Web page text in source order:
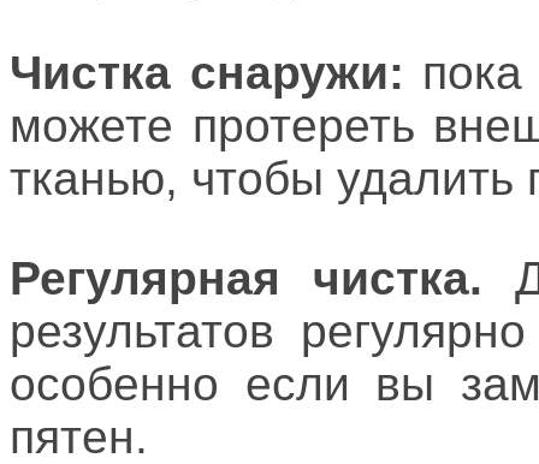
Чистка снаружи:
можете протереть
тканью, чтобы удалить
Регулярная чистка.
результатов
особенно если вы
пятен.